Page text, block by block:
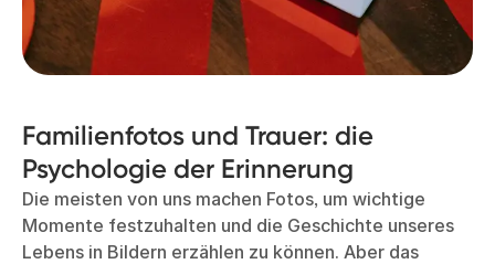
Familienfotos und Trauer: die
Psychologie der Erinnerung
Die meisten von uns machen Fotos, um wichtige
Momente festzuhalten und die Geschichte unseres
Lebens in Bildern erzählen zu können. Aber das